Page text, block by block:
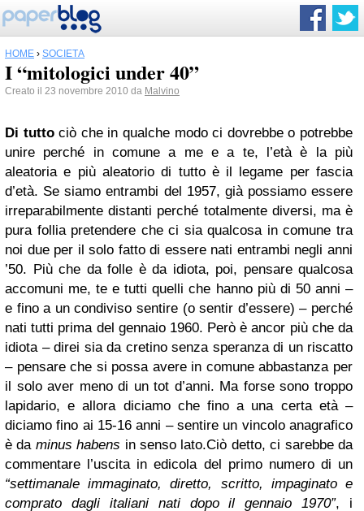
HOME › SOCIETÀ
I “mitologici under 40”
Creato il 23 novembre 2010 da Malvino
Di tuttociò che in qualche modo ci dovrebbe o potrebbe
unire perché in comune a me e a te, l’età è la più
aleatoria e più aleatorio di tutto è il legame per fascia
d’età. Se siamo entrambi del 1957, già possiamo essere
irreparabilmente distanti perché totalmente diversi, ma è
pura follia pretendere che ci sia qualcosa in comune tra
noi due per il solo fatto di essere nati entrambi negli anni
’50. Più che da folle è da idiota, poi, pensare qualcosa
accomuni me, te e tutti quelli che hanno più di 50 anni –
e fino a un condiviso sentire (o sentir d’essere) – perché
nati tutti prima del gennaio 1960. Però è ancor più che da
idiota – direi sia da cretino senza speranza di un riscatto
– pensare che si possa avere in comune abbastanza per
il solo aver meno di un tot d’anni. Ma forse sono troppo
lapidario, e allora diciamo che fino a una certa età –
diciamo fino ai 15-16 anni – sentire un vincolo anagrafico
è da minus habens in senso lato.Ciò detto, ci sarebbe da
commentare l’uscita in edicola del primo numero di un
“settimanale immaginato, diretto, scritto, impaginato e
comprato dagli italiani nati dopo il gennaio 1970”, i